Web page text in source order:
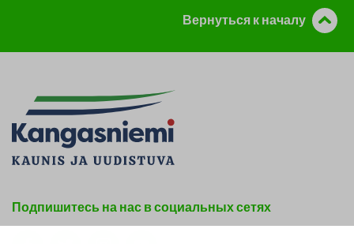
Вернуться к началу
Подпишитесь на нас в социальных сетях